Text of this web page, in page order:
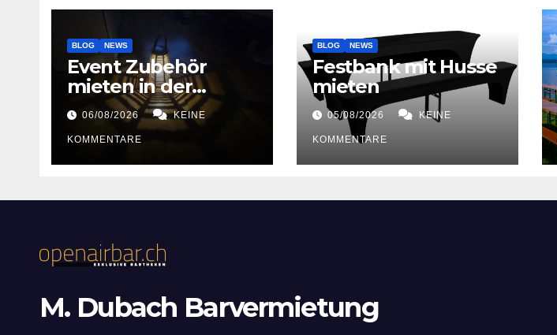
BLOG NEWS
Event Zubehör
mieten in der
Schweiz
06/08/2026 KEINE
KOMMENTARE
BLOG NEWS
Festbank mit Husse
mieten
05/08/2026 KEINE
KOMMENTARE
M. Dubach Barvermietung